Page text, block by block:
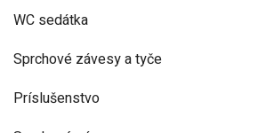
WC sedátka
Sprchové závesy a tyče
Príslušenstvo